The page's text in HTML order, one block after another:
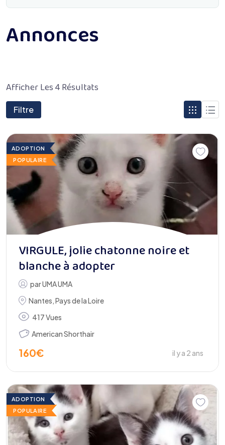
Annonces
Afficher Les 4 Résultats
Filtre
ADOPTION
POPULAIRE
VIRGULE, jolie chatonne noire et
blanche à adopter
parUMA UMA
Nantes,Pays de la Loire
417 Vues
American Shorthair
160€ il y a 2 ans
ADOPTION
POPULAIRE